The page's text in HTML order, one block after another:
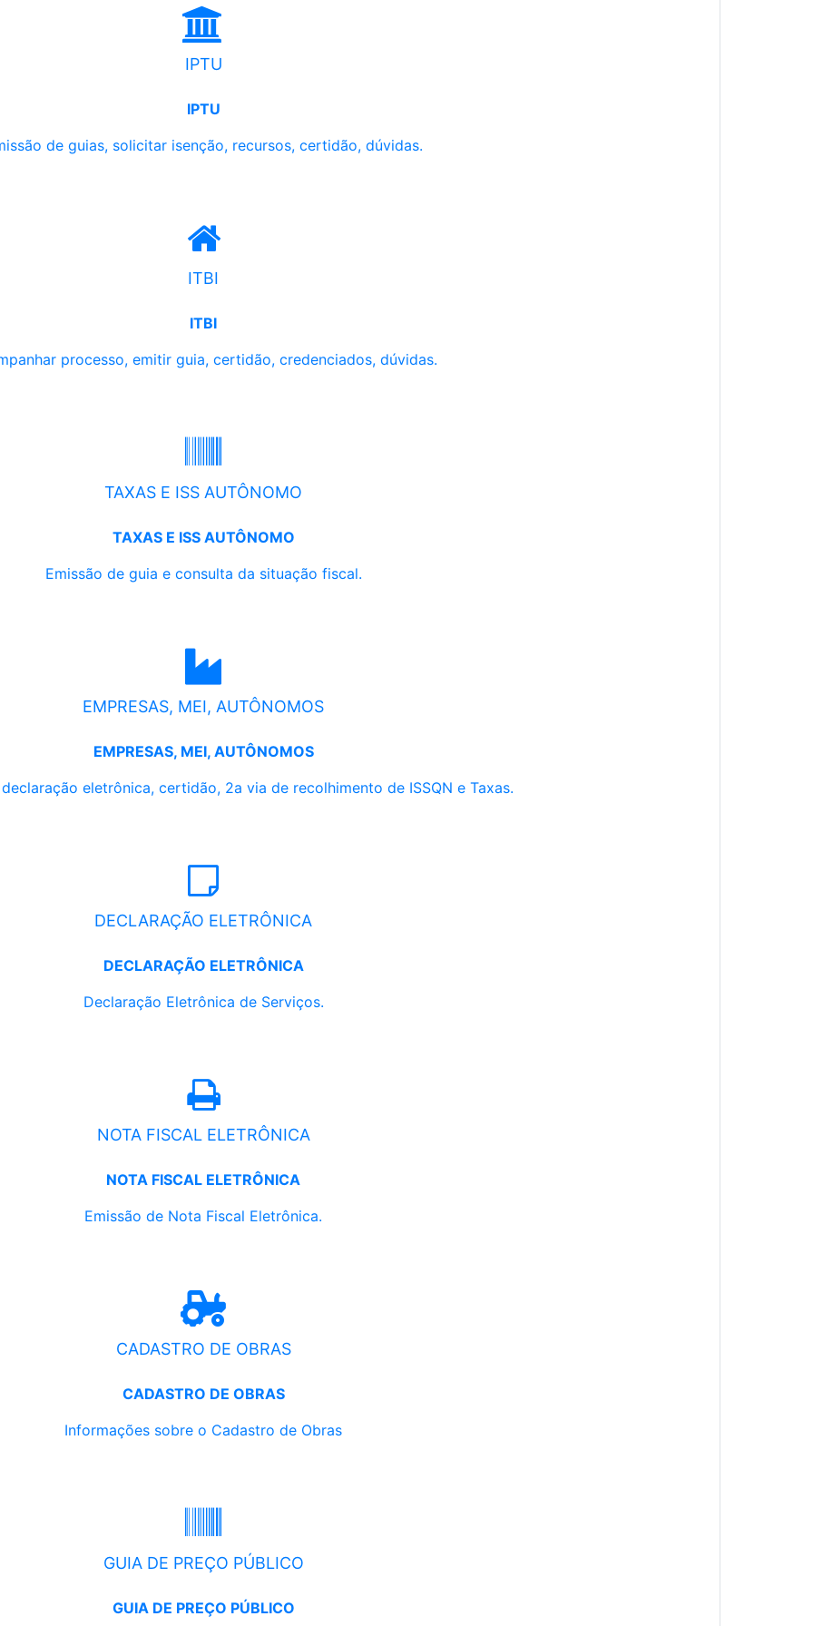
IPTU
IPTU
de guias, solicitar isenção, recursos, certidão, dúvidas.
ITBI
ITBI
processo, emitir guia, certidão, credenciados, dúvidas.
TAXAS E ISS AUTÔNOMO
TAXAS E ISS AUTÔNOMO
Emissão de guia e consulta da situação fiscal.
EMPRESAS, MEI, AUTÔNOMOS
EMPRESAS, MEI, AUTÔNOMOS
eletrônica, certidão, 2a via de recolhimento de ISSQN e Taxas.
DECLARAÇÃO ELETRÔNICA
DECLARAÇÃO ELETRÔNICA
Declaração Eletrônica de Serviços.
NOTA FISCAL ELETRÔNICA
NOTA FISCAL ELETRÔNICA
Emissão de Nota Fiscal Eletrônica.
CADASTRO DE OBRAS
CADASTRO DE OBRAS
Informações sobre o Cadastro de Obras
GUIA DE PREÇO PÚBLICO
GUIA DE PREÇO PÚBLICO